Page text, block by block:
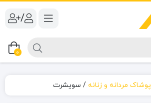
/
0
پوشاک مردانه و زنانه / سویشرت